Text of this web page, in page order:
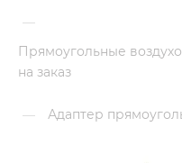
—
Прямоугольные
на заказ
— Адаптер